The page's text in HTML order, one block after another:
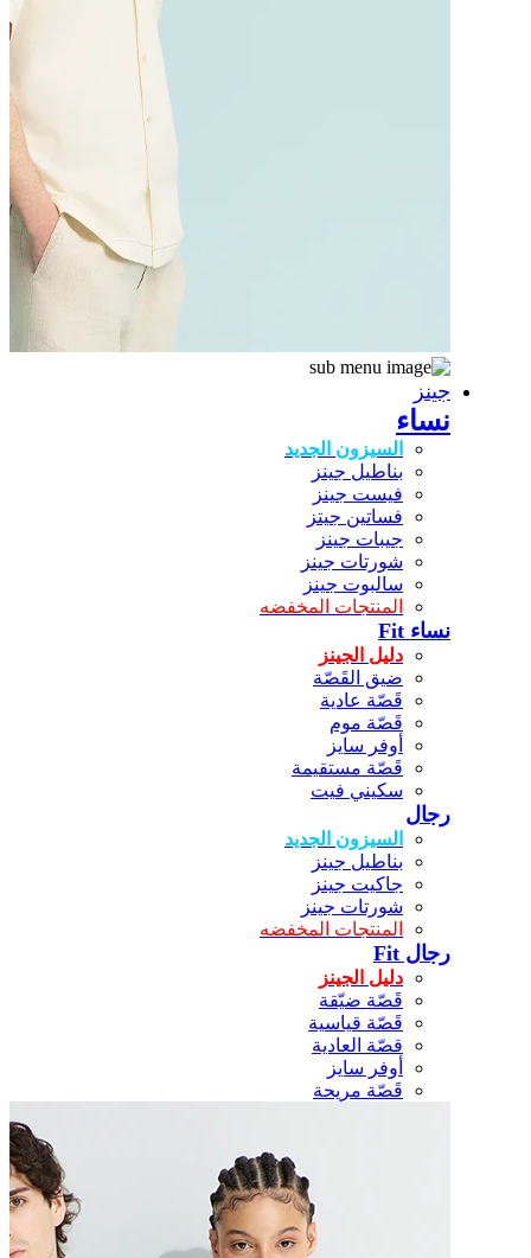
جينز
نساء
السيزون الجديد
بناطيل جينز
فيست جينز
فساتين جيتز
جيبات جينز
شورتات جينز
سالبوت جينز
المنتجات المخفضه
نساء Fit
دليل الجينز
ضيق القَصّة
قَصّة عادية
قَصّة موم
أوفر سايز
قَصّة مستقيمة
سكيني فيت
رجال
السيزون الجديد
بناطيل جينز
جاكيت جينز
شورتات جينز
المنتجات المخفضه
رجال Fit
دليل الجينز
قَصّة ضيّقة
قَصّة قياسية
قصّة العادية
أوفر سايز
قَصّة مريحة